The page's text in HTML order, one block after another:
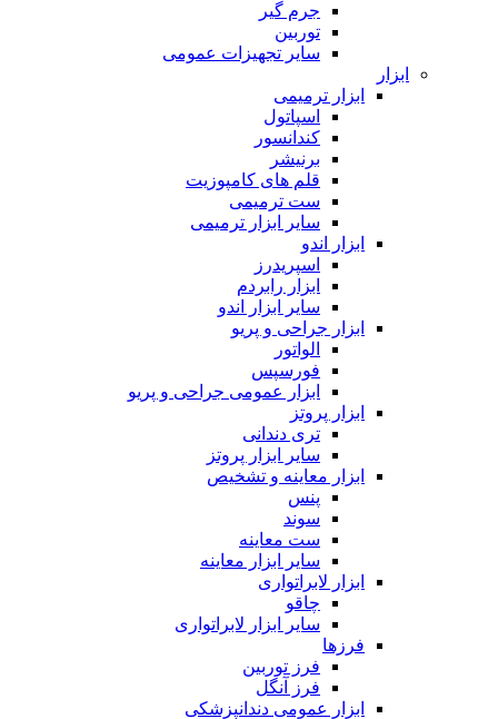
جرم گیر
توربین
سایر تجهیزات عمومی
ابزار
ابزار ترمیمی
اسپاتول
کندانسور
برنیشر
قلم های کامپوزیت
ست ترمیمی
سایر ابزار ترمیمی
ابزار اندو
اسپریدرز
ابزار رابردم
سایر ابزار اندو
ابزار جراحی و پریو
الواتور
فورسپس
ابزار عمومی جراحی و پریو
ابزار پروتز
تری دندانی
سایر ابزار پروتز
ابزار معاینه و تشخیص
پنس
سوند
ست معاینه
سایر ابزار معاینه
ابزار لابراتواری
چاقو
سایر ابزار لابراتواری
فرزها
فرز توربین
فرز آنگل
ابزار عمومی دندانپزشکی